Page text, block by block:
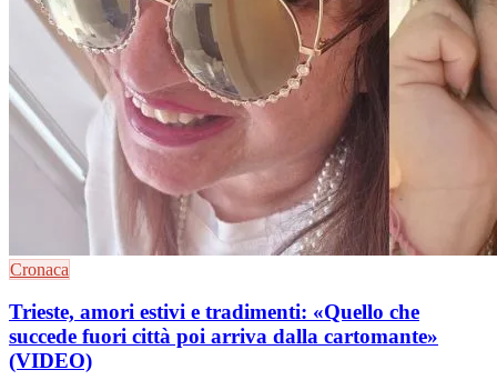
Cronaca
Trieste, amori estivi e tradimenti: «Quello che
succede fuori città poi arriva dalla cartomante»
(VIDEO)